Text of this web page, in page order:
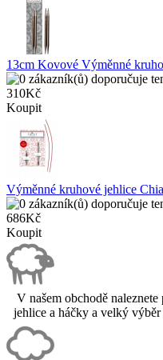
13cm Kovové Výměnné
310Kč
Koupit
Výměnné kruhové jehlice
686Kč
Koupit
V našem obchodě
jehlice a háčky a velký